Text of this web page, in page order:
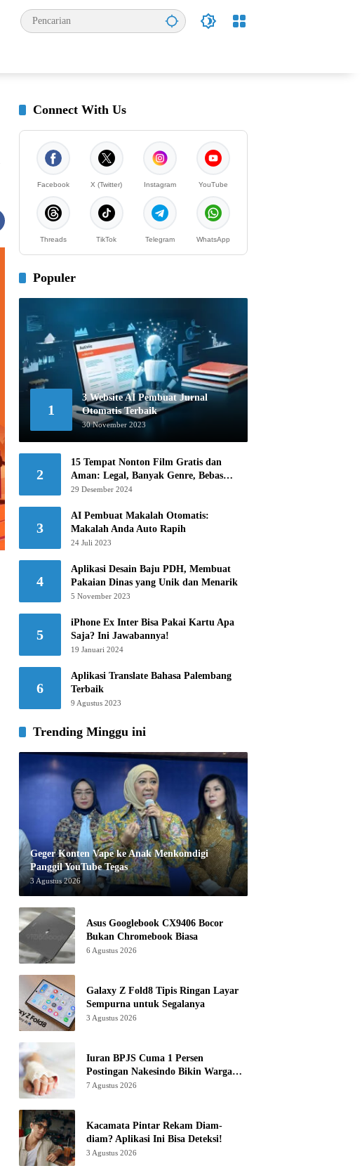
Connect With Us
Facebook X (Twitter) Instagram YouTube
Threads TikTok Telegram WhatsApp
Populer
1
3 Website AI Pembuat Jurnal
Otomatis Terbaik
30 November 2023
2
15 Tempat Nonton Film Gratis dan
Aman: Legal, Banyak Genre, Bebas
Khawatir!
29 Desember 2024
3
AI Pembuat Makalah Otomatis:
Makalah Anda Auto Rapih
24 Juli 2023
4
Aplikasi Desain Baju PDH, Membuat
Pakaian Dinas yang Unik dan Menarik
5 November 2023
5
iPhone Ex Inter Bisa Pakai Kartu Apa
Saja? Ini Jawabannya!
19 Januari 2024
6
Aplikasi Translate Bahasa Palembang
Terbaik
9 Agustus 2023
Trending Minggu ini
Geger Konten Vape ke Anak Menkomdigi
Panggil YouTube Tegas
3 Agustus 2026
Asus Googlebook CX9406 Bocor
Bukan Chromebook Biasa
6 Agustus 2026
Galaxy Z Fold8 Tipis Ringan Layar
Sempurna untuk Segalanya
3 Agustus 2026
Iuran BPJS Cuma 1 Persen
Postingan Nakesindo Bikin Warganet
Murka
7 Agustus 2026
Kacamata Pintar Rekam Diam-
diam? Aplikasi Ini Bisa Deteksi!
3 Agustus 2026